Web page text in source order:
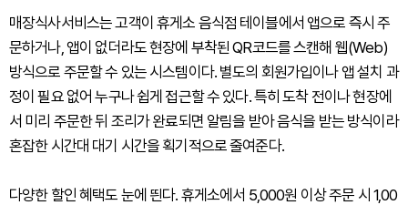
매장식사서비스는 고객이 휴게소 음식점 테이블에서 앱으로 즉시 주
문하거나, 앱이 없더라도 현장에 부착된 QR코드를 스캔해 웹(Web)
방식으로 주문할 수 있는 시스템이다. 별도의 회원가입이나 앱 설치 과
정이 필요 없어 누구나 쉽게 접근할 수 있다. 특히 도착 전이나 현장에
서 미리 주문한 뒤 조리가 완료되면 알림을 받아 음식을 받는 방식이라
혼잡한 시간대 대기 시간을 획기적으로 줄여준다.
다양한 할인 혜택도 눈에 띈다. 휴게소에서 5,000원 이상 주문 시 1,00